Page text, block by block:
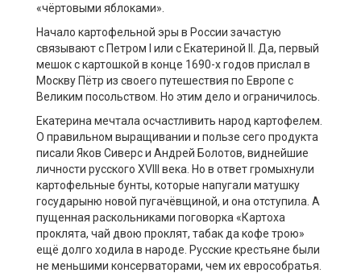
«чёртовыми яблоками».
Начало картофельной эры в России зачастую
связывают с Петром I или с Екатериной II. Да, первый
мешок с картошкой в конце 1690-х годов прислал в
Москву Пётр из своего путешествия по Европе с
Великим посольством. Но этим дело и ограничилось.
Екатерина мечтала осчастливить народ картофелем.
О правильном выращивании и пользе сего продукта
писали Яков Сиверс и Андрей Болотов, виднейшие
личности русского XVIII века. Но в ответ громыхнули
картофельные бунты, которые напугали матушку
государыню новой пугачёвщиной, и она отступила. А
пущенная раскольниками поговорка «Картоха
проклята, чай двою проклят, табак да кофе трою»
ещё долго ходила в народе. Русские крестьяне были
не меньшими консерваторами, чем их еврособратья.